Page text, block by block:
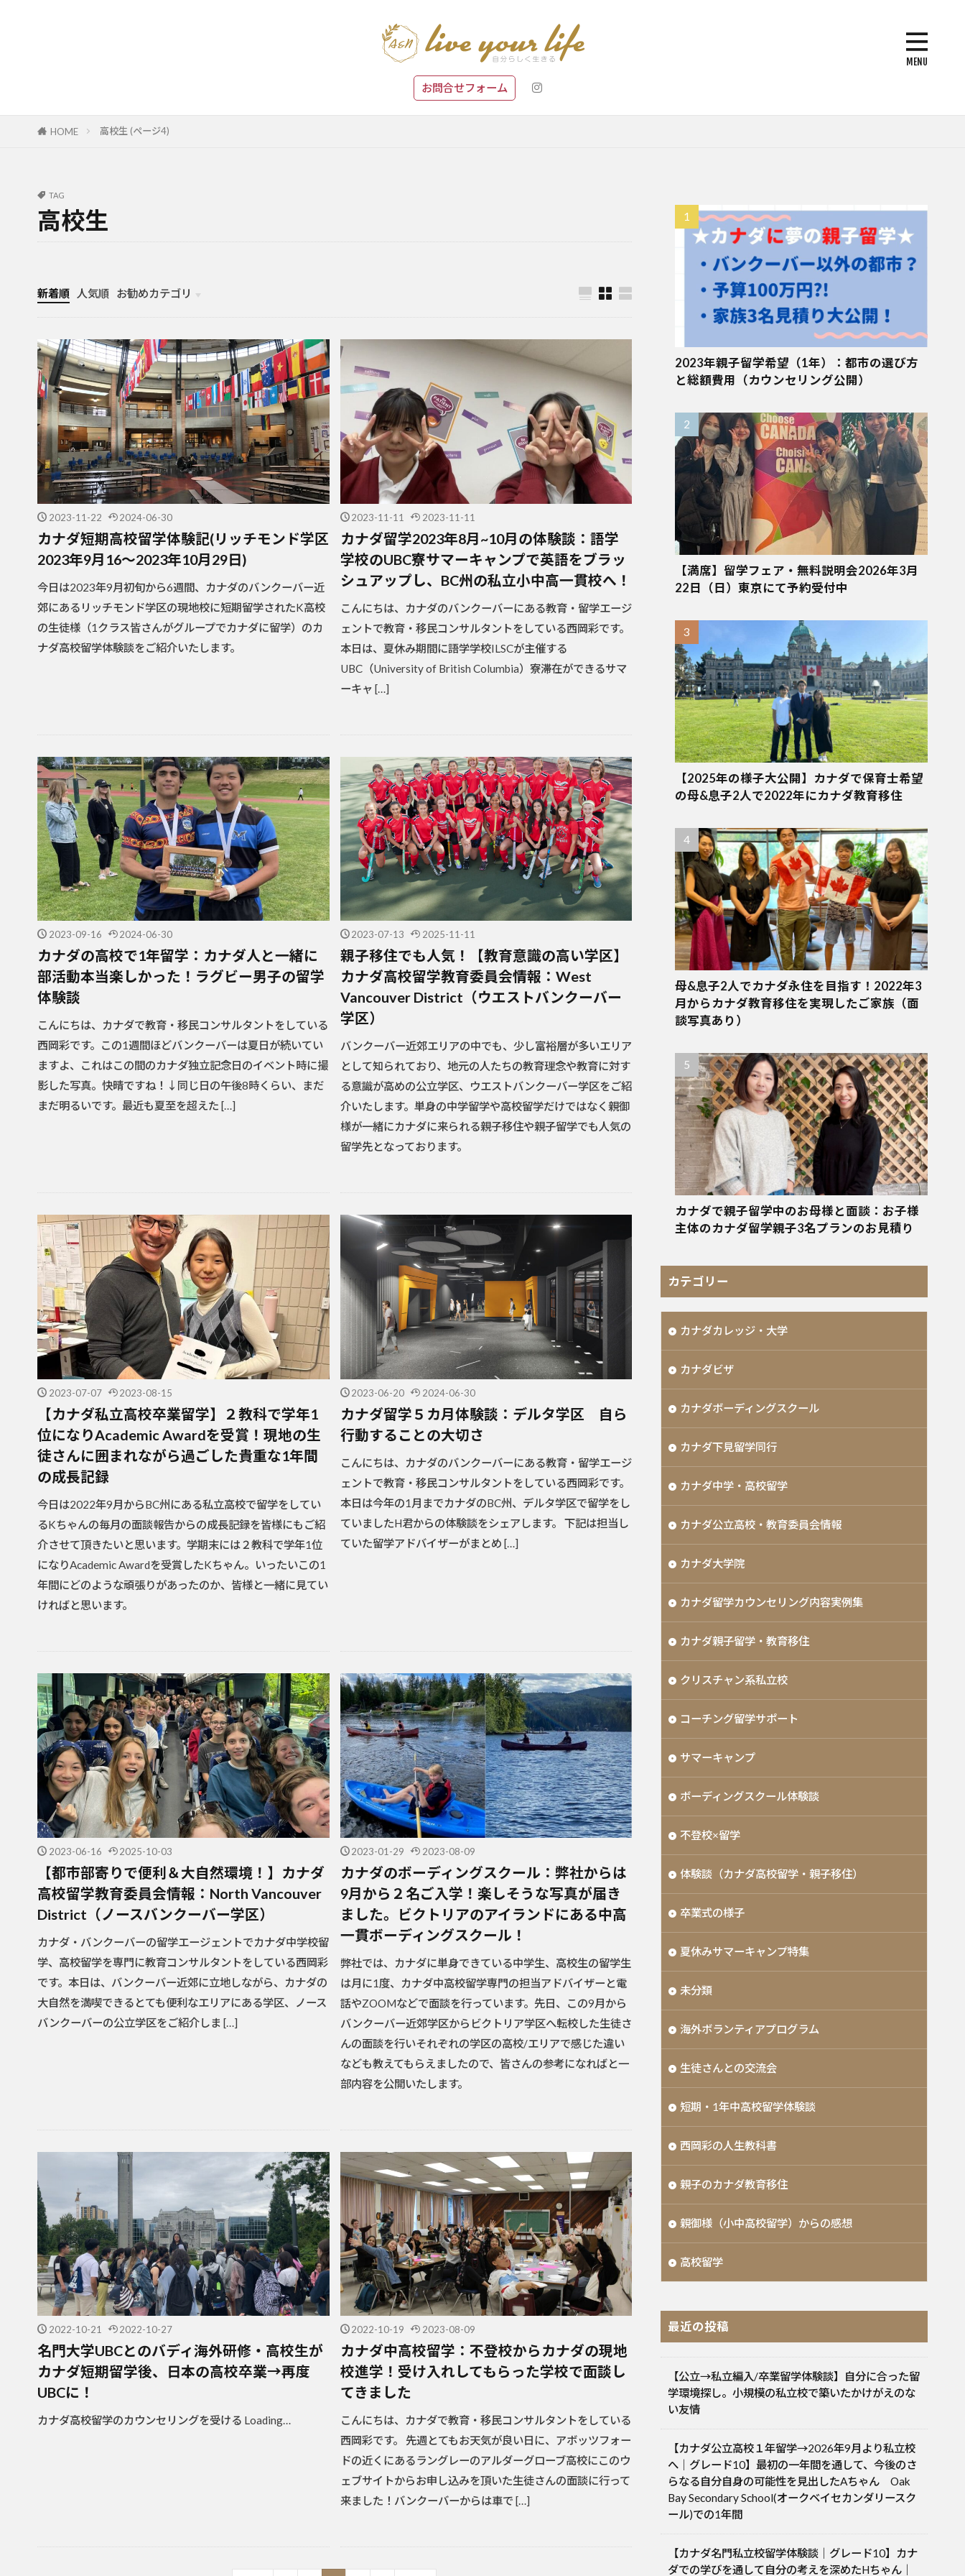
お問合せフォーム
HOME 高校生 (ページ4)
TAG
高校生
新着順 人気順
お勧めカテゴリ
カナダ中学・高校留学
カナダ親子留学・教育移住
体験談（カナダ高校留学・親子移住）
カナダ留学カウンセリング内容実例集
2023-11-22 2024-06-30
カナダ短期高校留学体験記(リッチモンド学区
2023年9月16～2023年10月29日)
今日は2023年9月初旬から6週間、カナダのバンクーバー近
郊にあるリッチモンド学区の現地校に短期留学されたK高校
の生徒様（1クラス皆さんがグループでカナダに留学）のカ
ナダ高校留学体験談をご紹介いたします。
2023-11-11 2023-11-11
カナダ留学2023年8月~10月の体験談：語学
学校のUBC寮サマーキャンプで英語をブラッ
シュアップし、BC州の私立小中高一貫校へ！
こんにちは、カナダのバンクーバーにある教育・留学エージ
ェントで教育・移民コンサルタントをしている西岡彩です。
本日は、夏休み期間に語学学校ILSCが主催する
UBC（University of British Columbia）寮滞在ができるサマ
ーキャ […]
2023-09-16 2024-06-30
カナダの高校で1年留学：カナダ人と一緒に
部活動本当楽しかった！ラグビー男子の留学
体験談
こんにちは、カナダで教育・移民コンサルタントをしている
西岡彩です。この1週間ほどバンクーバーは夏日が続いてい
ますよ、これはこの間のカナダ独立記念日のイベント時に撮
影した写真。快晴ですね！↓同じ日の午後8時くらい、まだ
まだ明るいです。最近も夏至を超えた […]
2023-07-13 2025-11-11
親子移住でも人気！【教育意識の高い学区】
カナダ高校留学教育委員会情報：West
Vancouver District（ウエストバンクーバー
学区）
バンクーバー近郊エリアの中でも、少し富裕層が多いエリア
として知られており、地元の人たちの教育理念や教育に対す
る意識が高めの公立学区、ウエストバンクーバー学区をご紹
介いたします。単身の中学留学や高校留学だけではなく親御
様が一緒にカナダに来られる親子移住や親子留学でも人気の
留学先となっております。
2023-07-07 2023-08-15
【カナダ私立高校卒業留学】２教科で学年1
位になりAcademic Awardを受賞！現地の生
徒さんに囲まれながら過ごした貴重な1年間
の成長記録
今日は2022年9月からBC州にある私立高校で留学をしてい
るKちゃんの毎月の面談報告からの成長記録を皆様にもご紹
介させて頂きたいと思います。学期末には２教科で学年1位
になりAcademic Awardを受賞したKちゃん。いったいこの1
年間にどのような頑張りがあったのか、皆様と一緒に見てい
ければと思います。
2023-06-20 2024-06-30
カナダ留学５カ月体験談：デルタ学区 自ら
行動することの大切さ
こんにちは、カナダのバンクーバーにある教育・留学エージ
ェントで教育・移民コンサルタントをしている西岡彩です。
本日は今年の1月までカナダのBC州、デルタ学区で留学をし
ていましたH君からの体験談をシェアします。 下記は担当し
ていた留学アドバイザーがまとめ […]
2023-06-16 2025-10-03
【都市部寄りで便利＆大自然環境！】カナダ
高校留学教育委員会情報：North Vancouver
District（ノースバンクーバー学区）
カナダ・バンクーバーの留学エージェントでカナダ中学校留
学、高校留学を専門に教育コンサルタントをしている西岡彩
です。本日は、バンクーバー近郊に立地しながら、カナダの
大自然を満喫できるとても便利なエリアにある学区、ノース
バンクーバーの公立学区をご紹介しま […]
2023-01-29 2023-08-09
カナダのボーディングスクール：弊社からは
9月から２名ご入学！楽しそうな写真が届き
ました。ビクトリアのアイランドにある中高
一貫ボーディングスクール！
弊社では、カナダに単身できている中学生、高校生の留学生
は月に1度、カナダ中高校留学専門の担当アドバイザーと電
話やZOOMなどで面談を行っています。先日、この9月から
バンクーバー近郊学区からビクトリア学区へ転校した生徒さ
んの面談を行いそれぞれの学区の高校/エリアで感じた違い
なども教えてもらえましたので、皆さんの参考になればと一
部内容を公開いたします。
2022-10-21 2022-10-27
名門大学UBCとのバディ海外研修・高校生が
カナダ短期留学後、日本の高校卒業→再度
UBCに！
カナダ高校留学のカウンセリングを受ける Loading…
2022-10-19 2023-08-09
カナダ中高校留学：不登校からカナダの現地
校進学！受け入れしてもらった学校で面談し
てきました
こんにちは、カナダで教育・移民コンサルタントをしている
西岡彩です。 先週とてもお天気が良い日に、アボッツフォー
ドの近くにあるラングレーのアルダーグローブ高校にこのウ
ェブサイトからお申し込みを頂いた生徒さんの面談に行って
来ました！バンクーバーからは車で […]
2023年親子留学希望（1年）：都市の選び方
と総額費用（カウンセリング公開）
【満席】留学フェア・無料説明会2026年3月
22日（日）東京にて予約受付中
【2025年の様子大公開】カナダで保育士希望
の母&息子2人で2022年にカナダ教育移住
母&息子2人でカナダ永住を目指す！2022年3
月からカナダ教育移住を実現したご家族（面
談写真あり）
カナダで親子留学中のお母様と面談：お子様
主体のカナダ留学親子3名プランのお見積り
カテゴリー
カナダカレッジ・大学
カナダビザ
カナダボーディングスクール
カナダ下見留学同行
カナダ中学・高校留学
カナダ公立高校・教育委員会情報
カナダ大学院
カナダ留学カウンセリング内容実例集
カナダ親子留学・教育移住
クリスチャン系私立校
コーチング留学サポート
サマーキャンプ
ボーディングスクール体験談
不登校×留学
体験談（カナダ高校留学・親子移住）
卒業式の様子
夏休みサマーキャンプ特集
未分類
海外ボランティアプログラム
生徒さんとの交流会
短期・1年中高校留学体験談
西岡彩の人生教科書
親子のカナダ教育移住
親御様（小中高校留学）からの感想
高校留学
最近の投稿
【公立→私立編入/卒業留学体験談】自分に合った留
学環境探し。小規模の私立校で築いたかけがえのな
い友情
【カナダ公立高校１年留学→2026年9月より私立校
へ｜グレード10】最初の一年間を通して、今後のさ
らなる自分自身の可能性を見出したAちゃん Oak
Bay Secondary School(オークベイセカンダリースク
ール)での1年間
【カナダ名門私立校留学体験談｜グレード10】カナ
ダでの学びを通して自分の考えを深めたHちゃん｜